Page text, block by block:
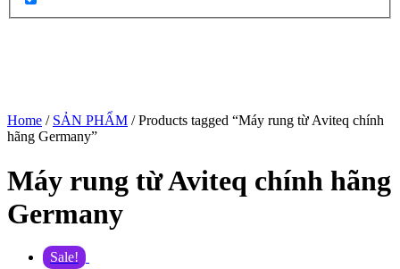
Home / SẢN PHẨM / Products tagged “Máy rung từ Aviteq chính
hãng Germany”
Máy rung từ Aviteq chính hãng
Germany
Sale!